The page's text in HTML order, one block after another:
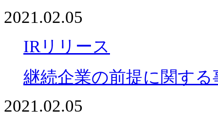
2021.02.05
IRリリース
継続企業の前提に関す
2021.02.05